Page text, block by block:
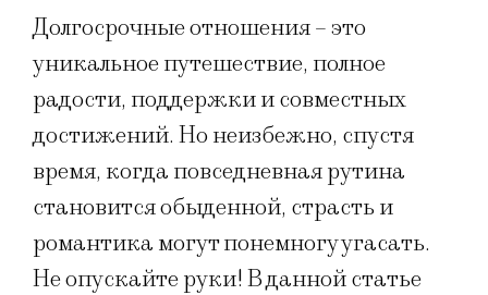
Долгосрочные отношения – это
уникальное путешествие, полное
радости, поддержки и совместных
достижений. Но неизбежно, спустя
время, когда повседневная рутина
становится обыденной, страсть и
романтика могут понемногу угасать.
Не опускайте руки! В данной статье